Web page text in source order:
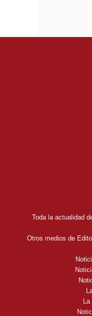
Toda la actualidad
Otros medios de
La